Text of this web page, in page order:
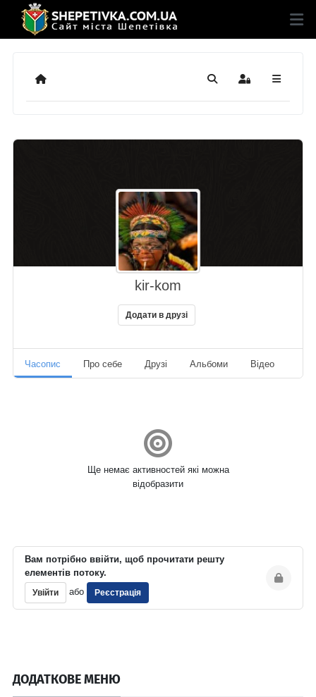
Додому ПошукSign In
kir-kom
Додати в друзі
Часопис Про себе Друзі Альбоми Відео
Ще немає активностей які можна
відобразити
Вам потрібно ввійти, щоб прочитати решту
елементів потоку.
Увійти або Реєстрація
ДОДАТКОВЕ МЕНЮ